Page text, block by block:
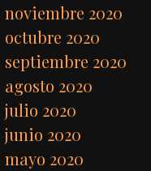
noviembre 2020
octubre 2020
septiembre 2020
agosto 2020
julio 2020
junio 2020
mayo 2020